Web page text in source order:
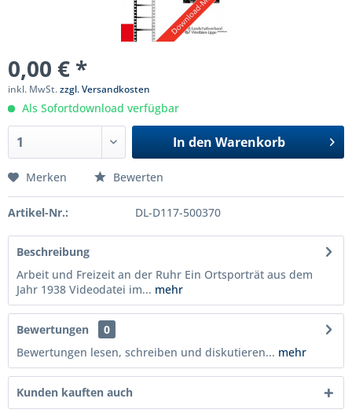
0,00 € *
inkl. MwSt.zzgl. Versandkosten
Als Sofortdownload verfügbar
In den Warenkorb
Merken Bewerten
Artikel-Nr.: DL-D117-500370
Beschreibung
Arbeit und Freizeit an der Ruhr Ein Ortsporträt aus dem
Jahr 1938 Videodatei im... mehr
Bewertungen
0
Bewertungen lesen, schreiben und diskutieren... mehr
Kunden kauften auch